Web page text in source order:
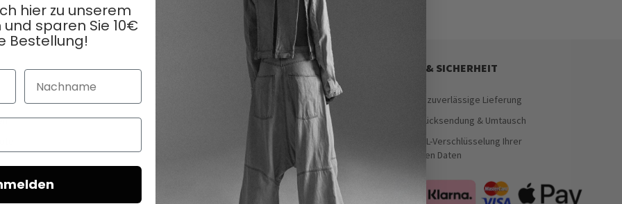
SERVICE & SICHERHEIT
Schnelle & zuverlässige Lieferung
Einfache Rücksendung & Umtausch
Sichere SSL-Verschlüsselung Ihrer
persönlichen Daten
hier zu unserem
sparen Sie 10€
Bestellung!
Nachname